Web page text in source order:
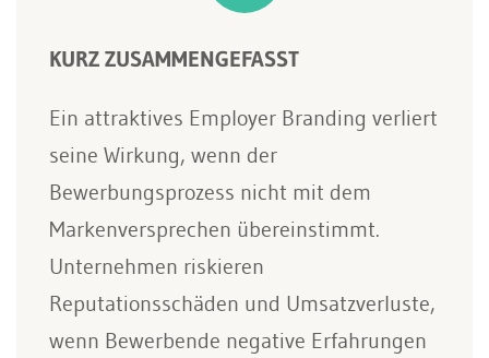
KURZ ZUSAMMENGEFASST
Ein attraktives Employer Branding verliert
seine Wirkung, wenn der
Bewerbungsprozess nicht mit dem
Markenversprechen übereinstimmt.
Unternehmen riskieren
Reputationsschäden und Umsatzverluste,
wenn Bewerbende negative Erfahrungen